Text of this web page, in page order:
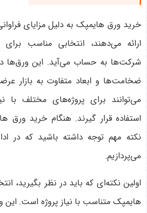
خرید ورق هایمپک به دلیل مزایای
ارائه می‌دهند، انتخابی مناسب برای
شرکت‌ها به حساب می‌آید. این ورق‌ها
ضخامت‌ها و ابعاد متفاوت به بازار
می‌توانند برای پروژه‌های مختلف با
استفاده قرار گیرند. هنگام خرید ورق
نکته مهم توجه داشته باشید که در
می‌پردازیم.
اولین نکته‌ای که باید در نظر بگیرید،
هایمپک متناسب با نیاز پروژه است.